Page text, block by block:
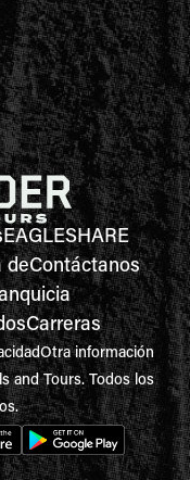
EAGLESHARE
deContáctanos
Carreras
Otra información
and Tours. Todos los